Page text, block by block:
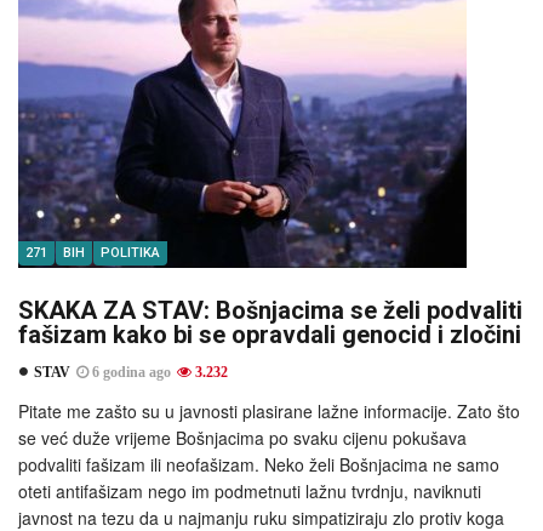
271 BIH POLITIKA
SKAKA ZA STAV: Bošnjacima se želi podvaliti
fašizam kako bi se opravdali genocid i zločini
STAV 6 godina ago 3.232
Pitate me zašto su u javnosti plasirane lažne informacije. Zato što
se već duže vrijeme Bošnjacima po svaku cijenu pokušava
podvaliti fašizam ili neofašizam. Neko želi Bošnjacima ne samo
oteti antifašizam nego im podmetnuti lažnu tvrdnju, naviknuti
javnost na tezu da u najmanju ruku simpatiziraju zlo protiv koga